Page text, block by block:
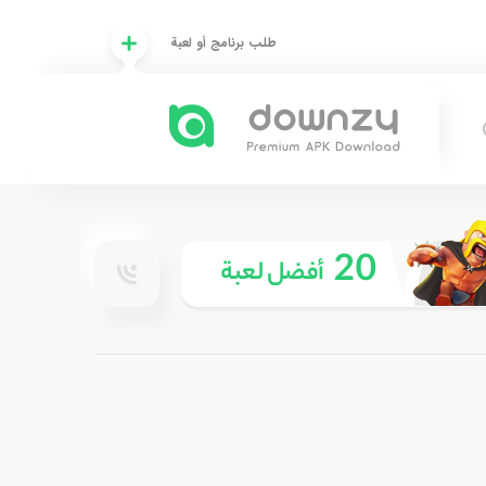
طلب برنامج أو لعبة
20 أفضل لعبة